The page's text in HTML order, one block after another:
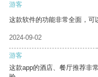
游客
这款软件的功能非常全面，可
2024-09-02
游客
这款app的酒店、餐厅推荐非